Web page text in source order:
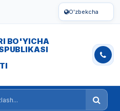
O'zbekcha
BO'YICHA